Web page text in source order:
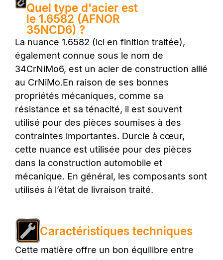
Quel type d'acier est
le 1.6582 (AFNOR
35NCD6) ?
La nuance 1.6582 (ici en finition traitée),
également connue sous le nom de
34CrNiMo6, est un acier de construction allié
au CrNiMo.En raison de ses bonnes
propriétés mécaniques, comme sa
résistance et sa ténacité, il est souvent
utilisé pour des pièces soumises à des
contraintes importantes. Durcie à cœur,
cette nuance est utilisée pour des pièces
dans la construction automobile et
mécanique. En général, les composants sont
utilisés à l’état de livraison traité.
Caractéristiques techniques
Cette matière offre un bon équilibre entre